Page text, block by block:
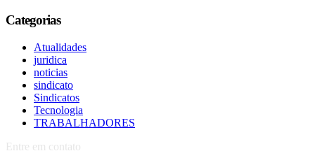
Categorias
Atualidades
juridica
noticias
sindicato
Sindicatos
Tecnologia
TRABALHADORES
Entre em contato